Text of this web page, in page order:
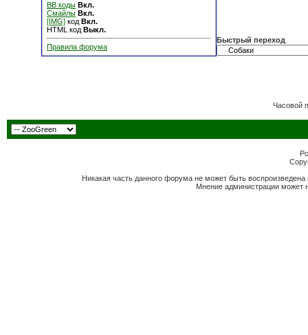
BB коды Вкл.
Смайлы Вкл.
[IMG] код Вкл.
HTML код Выкл.
Правила форума
Быстрый переход
Часовой
Никакая часть данного форума не может быть
Мнение администрации может